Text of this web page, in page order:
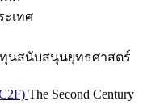
ะเทศ
ทุนสนับสนุนยุทธศาสตร์
The Second Century